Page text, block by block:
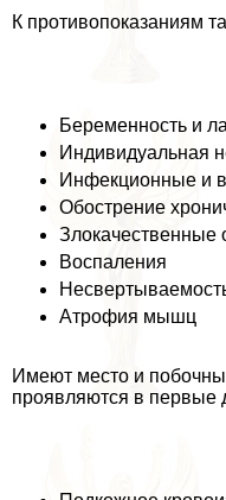
К противопоказаниям
Беременность и
Индивидуальная
Инфекционные и
Обострение
Злокачественные
Воспаления
Атрофия мышц
Имеют место и
проявляются в первые